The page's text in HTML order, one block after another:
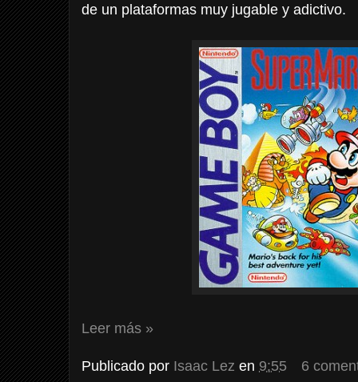
de un plataformas muy jugable y adictivo.
Leer más »
Publicado por Isaac Lez en 9:55
6